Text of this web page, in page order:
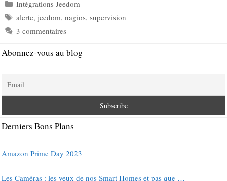
Intégrations Jeedom
Étiquettes
alerte, jeedom, nagios, supervision
3 commentaires
Abonnez-vous au blog
Derniers Bons Plans
Amazon Prime Day 2023
Les Caméras : les yeux de nos Smart Homes et pas que …